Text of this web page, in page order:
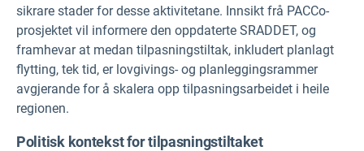
sikrare stader for desse aktivitetane. Innsikt frå PACCo-
prosjektet vil informere den oppdaterte SRADDET, og
framhevar at medan tilpasningstiltak, inkludert planlagt
flytting, tek tid, er lovgivings- og planleggingsrammer
avgjerande for å skalera opp tilpasningsarbeidet i heile
regionen.
Politisk kontekst for tilpasningstiltaket